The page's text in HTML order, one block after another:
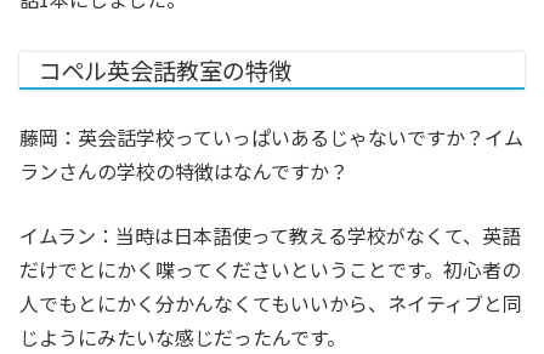
コペル英会話教室の特徴
藤岡：英会話学校っていっぱいあるじゃないですか？イム
ランさんの学校の特徴はなんですか？
イムラン：当時は日本語使って教える学校がなくて、英語
だけでとにかく喋ってくださいということです。 初心者の
人でもとにかく分かんなくてもいいから、ネイティブと同
じようにみたいな感じだったんです。